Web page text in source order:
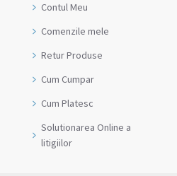
Contul Meu
Comenzile mele
Retur Produse
Cum Cumpar
Cum Platesc
Solutionarea Online a
litigiilor